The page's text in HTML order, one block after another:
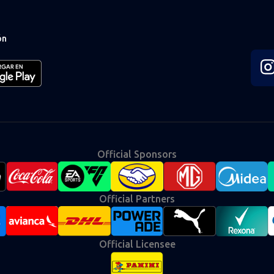
us
on
Official Sponsors
Official Partners
Official Licensee